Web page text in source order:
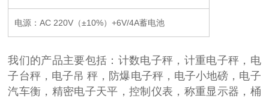
电源：AC 220V（±10%）+6V/4A蓄电池
我们的产品主要包括：计数电子秤，计重电子秤，电
子台秤，电子吊 秤，防爆电子秤，电子小地磅，电子
汽车衡，精密电子天平，控制仪表，称重显示器，桶